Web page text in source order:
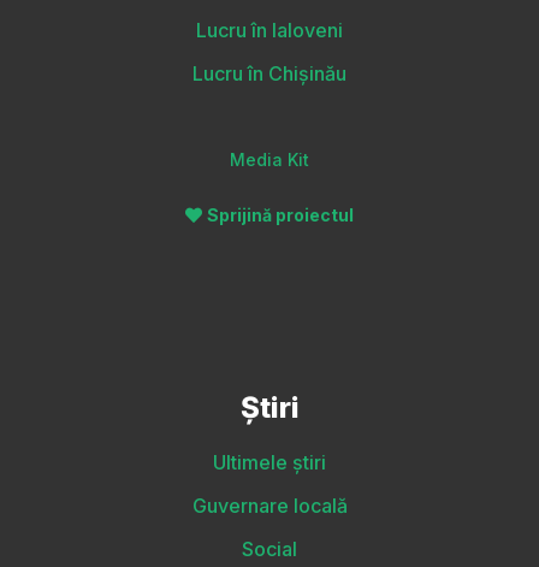
Lucru în Ialoveni
Lucru în Chișinău
Media Kit
Sprijină proiectul
Știri
Ultimele știri
Guvernare locală
Social